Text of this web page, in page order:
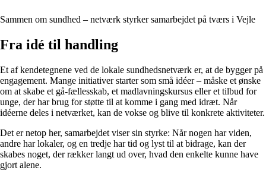
Sammen om sundhed – netværk styrker samarbejdet på tværs i Vejle
Fra idé til handling
Et af kendetegnene ved de lokale sundhedsnetværk er, at de bygger på
engagement. Mange initiativer starter som små idéer – måske et ønske
om at skabe et gå-fællesskab, et madlavningskursus eller et tilbud for
unge, der har brug for støtte til at komme i gang med idræt. Når
idéerne deles i netværket, kan de vokse og blive til konkrete aktiviteter.
Det er netop her, samarbejdet viser sin styrke: Når nogen har viden,
andre har lokaler, og en tredje har tid og lyst til at bidrage, kan der
skabes noget, der rækker langt ud over, hvad den enkelte kunne have
gjort alene.